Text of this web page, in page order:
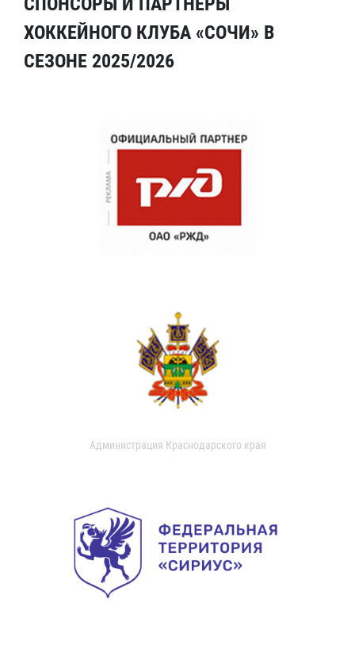
ХОККЕЙНОГО КЛУБА «СОЧИ» В
СЕЗОНЕ 2025/2026
Администрация Краснодарского края